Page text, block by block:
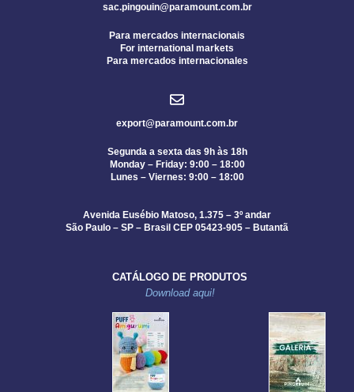
sac.pingouin@paramount.com.br
Para mercados internacionais
For international markets
Para mercados internacionales
export@paramount.com.br
Segunda a sexta das 9h às 18h
Monday – Friday: 9:00 – 18:00
Lunes – Viernes: 9:00 – 18:00
Avenida Eusébio Matoso, 1.375 – 3º andar
São Paulo – SP – Brasil CEP 05423-905 – Butantã
CATÁLOGO DE PRODUTOS
Download aqui!